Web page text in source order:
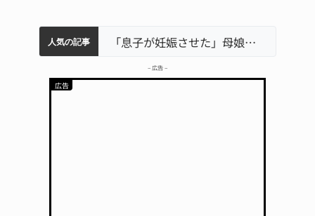
人気の記事
器物損壊容疑で83歳女逮捕 伊賀署
中学校の陶壁モニュメント 地元建設会社がボランティアで清掃 伊賀名張市立病院のDMAT、熊本地震の被災地へ 能登以来3回目の派遣 「息子が妊娠させた」母娘だまされ400万円詐欺被害 名張
– 広告 –